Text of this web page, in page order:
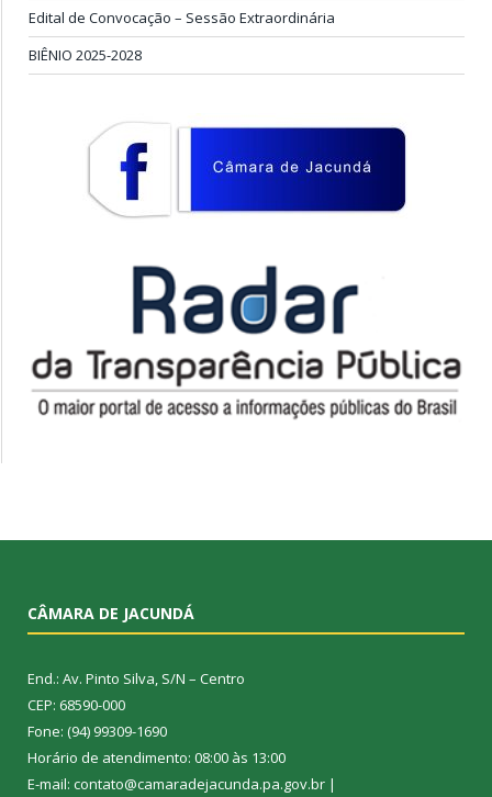
Edital de Convocação – Sessão Extraordinária
BIÊNIO 2025-2028
CÂMARA DE JACUNDÁ
End.: Av. Pinto Silva, S/N – Centro
CEP: 68590-000
Fone: (94) 99309-1690
Horário de atendimento: 08:00 às 13:00
E-mail: contato@camaradejacunda.pa.gov.br |